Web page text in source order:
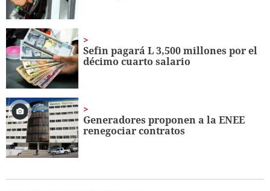
Sefin pagará L 3,500 millones por el
décimo cuarto salario
Generadores proponen a la ENEE
renegociar contratos